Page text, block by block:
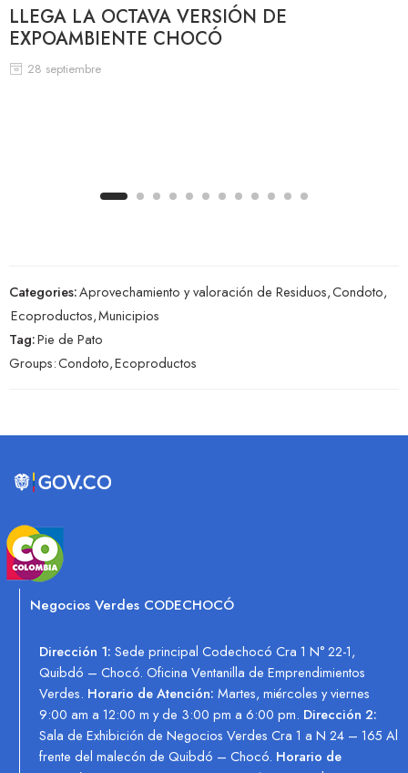
LLEGA LA OCTAVA VERSIÓN DE
EXPOAMBIENTE CHOCÓ
28 septiembre
Categories:Aprovechamiento y valoración de Residuos,Condoto,
Ecoproductos,Municipios
Tag:Pie de Pato
Groups:Condoto,Ecoproductos
Negocios Verdes CODECHOCÓ
Dirección 1: Sede principal Codechocó Cra 1 N° 22-1,
Quibdó – Chocó. Oficina Ventanilla de Emprendimientos
Verdes. Horario de Atención: Martes, miércoles y viernes
9:00 am a 12:00 m y de 3:00 pm a 6:00 pm. Dirección 2:
Sala de Exhibición de Negocios Verdes Cra 1 a N 24 – 165 Al
frente del malecón de Quibdó – Chocó. Horario de